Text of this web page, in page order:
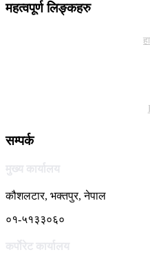
महत्वपूर्ण लिङ्कहरु
सम्पर्क
मुख्य कार्यालय
कौशलटार, भक्तपुर, नेपाल
०१-५१३३०६०
कर्पाेरेट कार्यालय